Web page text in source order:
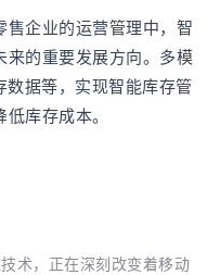
售企业的运营管理中，智
来的重要发展方向。多模
据等，实现智能库存管
库存成本。
术，正在深刻改变着移动